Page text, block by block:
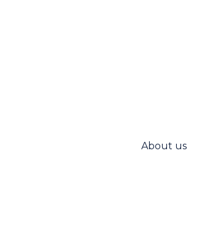
About us